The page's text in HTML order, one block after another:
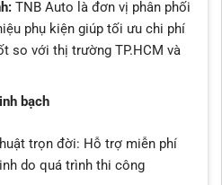
TNB Auto là đơn vị phân phối
phụ kiện giúp tối ưu chi phí
so với thị trường TP.HCM và
bạch
trọn đời: Hỗ trợ miễn phí
do quá trình thi công